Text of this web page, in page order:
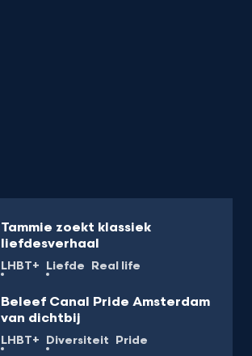
Tammie zoekt klassiek
liefdesverhaal
LHBT+ Liefde Real life
Beleef Canal Pride Amsterdam
van dichtbij
LHBT+ Diversiteit Pride